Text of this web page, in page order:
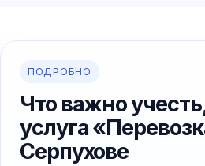
ПОДРОБНО
Что важно
услуга
Серпухове